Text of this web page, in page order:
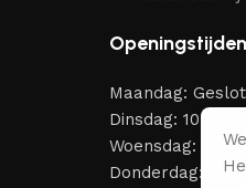
Openingstijden
Maandag:
Dinsdag: 10:00 –
Woensdag:
Donderdag: